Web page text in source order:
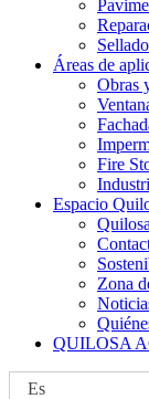
Áreas de
Obras
Fire
Espacio
Zona
QUILOSA
Es